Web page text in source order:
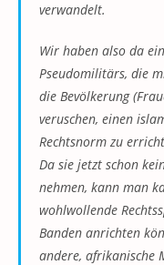
verwandelt.
Wir haben also da
Pseudomilitärs, die
die Bevölkerung
veruschen, einen
Rechtsnorm zu
Da sie jetzt schon
nehmen, kann man
wohlwollende
Banden anrichten
andere, afrikanische